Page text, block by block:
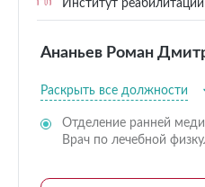
Институт реабилитации
Ананьев Роман
Раскрыть все должности
Отделение ранней
Врач по лечебной